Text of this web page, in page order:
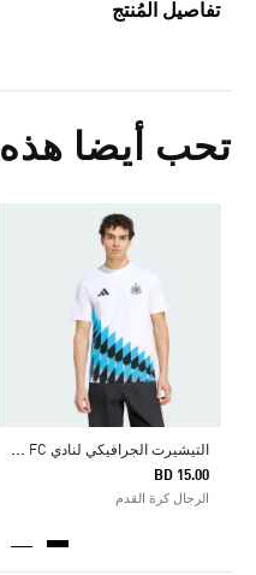
تفاصيل المُنتج
تحب أيضا هذه
ا
لتيشيرت الجرافيكي لنادي NEWCASTLE UNITED FC
BD 15.00
الرجال كرة القدم